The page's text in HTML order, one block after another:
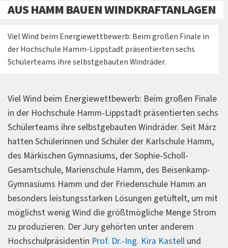
AUS HAMM BAUEN WINDKRAFTANLAGEN
Viel Wind beim Energiewettbewerb: Beim großen Finale in
der Hochschule Hamm-Lippstadt präsentierten sechs
Schülerteams ihre selbstgebauten Windräder.
Viel Wind beim Energiewettbewerb: Beim großen Finale
in der Hochschule Hamm-Lippstadt präsentierten sechs
Schülerteams ihre selbstgebauten Windräder. Seit März
hatten Schülerinnen und Schüler der Karlschule Hamm,
des Märkischen Gymnasiums, der Sophie-Scholl-
Gesamtschule, Marienschule Hamm, des Beisenkamp-
Gymnasiums Hamm und der Friedenschule Hamm an
besonders leistungsstarken Lösungen getüftelt, um mit
möglichst wenig Wind die größtmögliche Menge Strom
zu produzieren. Der Jury gehörten unter anderem
Hochschulpräsidentin Prof. Dr.-Ing. Kira Kastell und